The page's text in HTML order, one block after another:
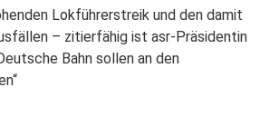
Lokführerstreik und den damit
– zitierfähig ist asr-Präsidentin
Bahn sollen an den